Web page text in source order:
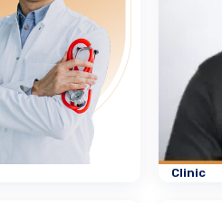
Clinic